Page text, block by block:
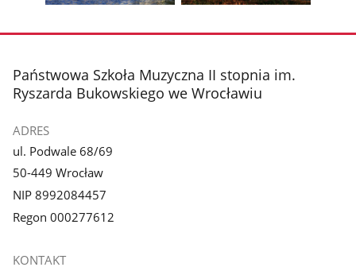
zdjęcie
galerii.
zdjęcie
galerii.
stopka
Państwowa Szkoła Muzyczna II stopnia im.
Ryszarda Bukowskiego we Wrocławiu
ADRES
ul. Podwale 68/69
50-449 Wrocław
NIP 8992084457
Regon 000277612
KONTAKT